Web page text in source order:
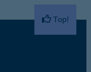
Top!